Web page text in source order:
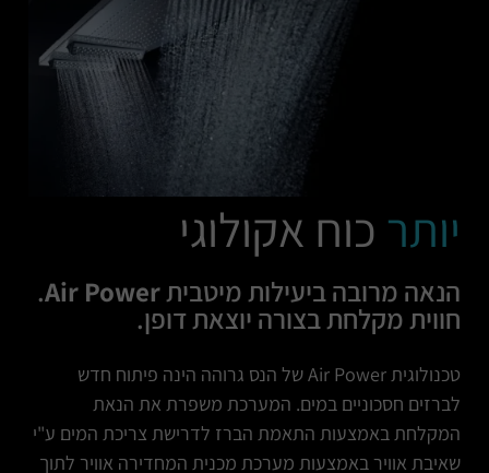
יותר כוח אקולוגי
הנאה מרובה ביעילות מיטביתAir Power
.
חווית מקלחת בצורה יוצאת דופן.
טכנולוגית Air Power של הנס גרוהה הינה פיתוח חדש
לברזים חסכוניים במים. המערכת משפרת את הנאת
המקלחת באמצעות התאמת הברז לדרישת צריכת המים ע"י
שאיבת אוויר באמצעות מערכת מכנית המחדירה אוויר לתוך